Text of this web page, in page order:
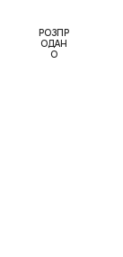
РОЗПР
ОДАН
О